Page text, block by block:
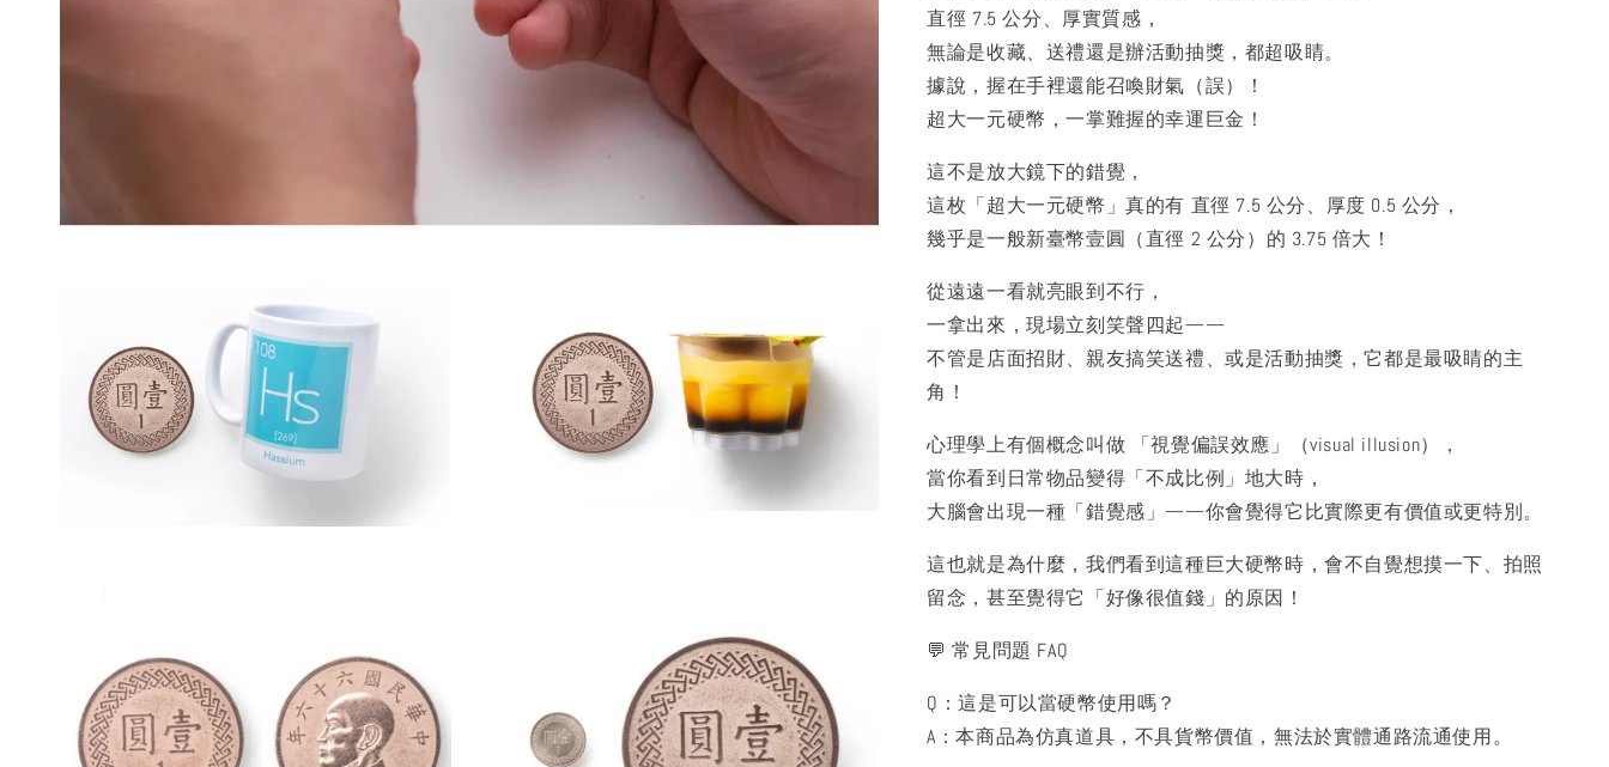
直徑 7.5 公分、厚實質感，
無論是收藏、送禮還是辦活動抽獎，都超吸睛。
據說，握在手裡還能召喚財氣（誤）！
超大一元硬幣，一掌難握的幸運巨金！
這不是放大鏡下的錯覺，
這枚「超大一元硬幣」真的有 直徑 7.5 公分、厚度 0.5 公分，
幾乎是一般新臺幣壹圓（直徑 2 公分）的 3.75 倍大！
從遠遠一看就亮眼到不行，
一拿出來，現場立刻笑聲四起——
不管是店面招財、親友搞笑送禮、或是活動抽獎，它都是最吸睛的主
角！
心理學上有個概念叫做 「視覺偏誤效應」（visual illusion），
當你看到日常物品變得「不成比例」地大時，
大腦會出現一種「錯覺感」——你會覺得它比實際更有價值或更特別。
這也就是為什麼，我們看到這種巨大硬幣時，會不自覺想摸一下、拍照
留念，甚至覺得它「好像很值錢」的原因！
💬 常見問題 FAQ
Q：這是可以當硬幣使用嗎？
A：本商品為仿真道具，不具貨幣價值，無法於實體通路流通使用。